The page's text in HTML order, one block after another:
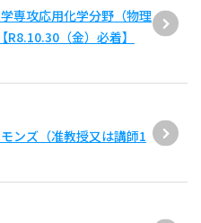
専攻応用化学分野（物理
（金）必着】
ンズ（准教授又は講師1